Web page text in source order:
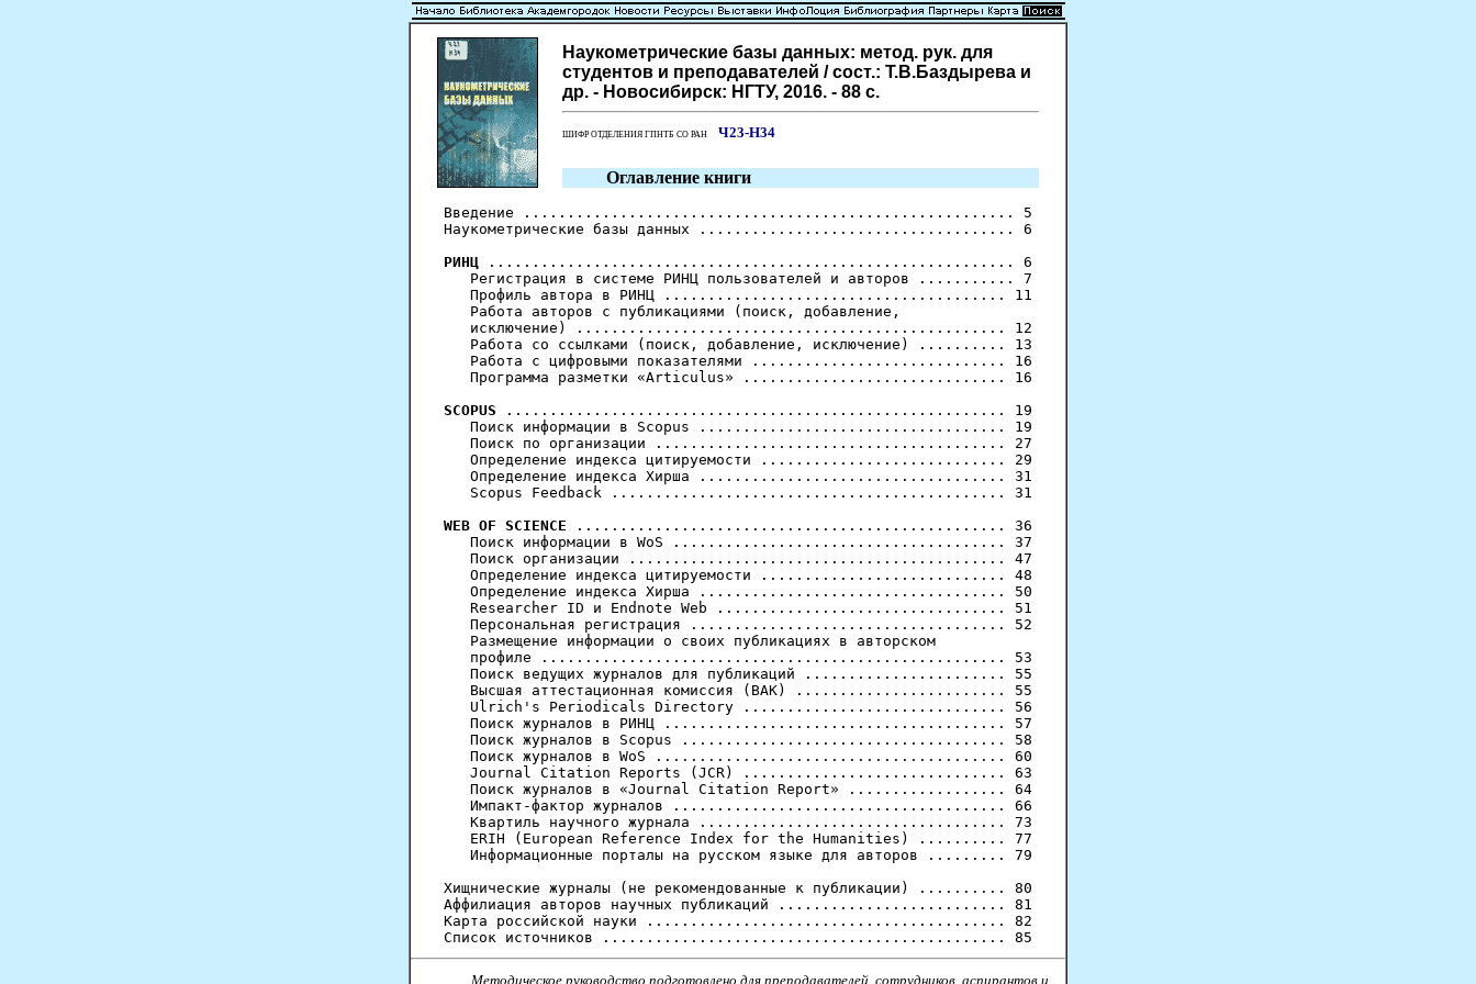
Наукометрические базы данных: метод. рук. для
студентов и преподавателей / сост.: Т.В.Баздырева и
др. - Новосибирск: НГТУ, 2016. - 88 с.
ШИФР ОТДЕЛЕНИЯ ГПНТБ СО РАН Ч23-Н34
Оглавление книги
Введение ........................................................ 5
Наукометрические базы данных .................................... 6
РИНЦ ............................................................ 6
   Регистрация в системе РИНЦ пользователей и авторов ........... 7
   Профиль автора в РИНЦ ....................................... 11
   Работа авторов с публикациями (поиск, добавление,
   исключение) ................................................. 12
   Работа со ссылками (поиск, добавление, исключение) .......... 13
   Работа с цифровыми показателями ............................. 16
   Программа разметки «Articulus» .............................. 16
SCOPUS ......................................................... 19
   Поиск информации в Scopus ................................... 19
   Поиск по организации ........................................ 27
   Определение индекса цитируемости ............................ 29
   Определение индекса Хирша ................................... 31
   Scopus Feedback ............................................. 31
WEB OF SCIENCE ................................................. 36
   Поиск информации в WoS ...................................... 37
   Поиск организации ........................................... 47
   Определение индекса цитируемости ............................ 48
   Определение индекса Хирша ................................... 50
   Researcher ID и Endnote Web ................................. 51
   Персональная регистрация .................................... 52
   Размещение информации о своих публикациях в авторском
   профиле ..................................................... 53
   Поиск ведущих журналов для публикаций ....................... 55
   Высшая аттестационная комиссия (ВАК) ........................ 55
   Ulrich's Periodicals Directory .............................. 56
   Поиск журналов в РИНЦ ....................................... 57
   Поиск журналов в Scopus ..................................... 58
   Поиск журналов в WoS ........................................ 60
   Journal Citation Reports (JCR) .............................. 63
   Поиск журналов в «Journal Citation Report» .................. 64
   Импакт-фактор журналов ...................................... 66
   Квартиль научного журнала ................................... 73
   ERIH (European Reference Index for the Humanities) .......... 77
   Информационные порталы на русском языке для авторов ......... 79
Хищнические журналы (не рекомендованные к публикации) .......... 80
Аффилиация авторов научных публикаций .......................... 81
Карта российской науки ......................................... 82
Методическое руководство подготовлено для преподавателей, сотрудников, аспирантов и